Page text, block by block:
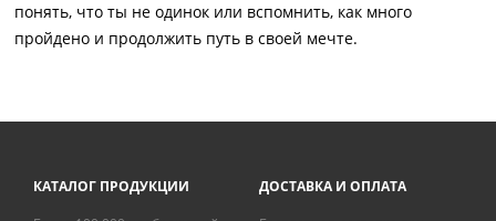
понять, что ты не одинок или вспомнить, как много
пройдено и продолжить путь в своей мечте.
КАТАЛОГ ПРОДУКЦИИ
ДОСТАВКА И ОПЛАТА